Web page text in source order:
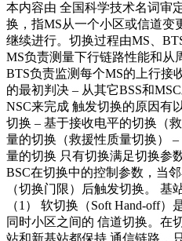
本内容由 全国科学技术名词审
换，指MS从一个小区或信道变
继续进行。切换过程由MS、
MS负责测量下行链路性能和从
BTS负责监测每个MS的上行接
的最初判决 – 从其它BSS和
NSC来完成 触发切换的原因有
切换 – 基于接收电平的切换（
量的切换（救援性质量切换）
量的切换 只有切换满足切换参
BSC在切换中的控制参数，当
（切换门限）后触发切换。 基
（1） 软切换（Soft Hand-off
同时小区之间的 信道切换。在
站和新基站都保持 通信链路，